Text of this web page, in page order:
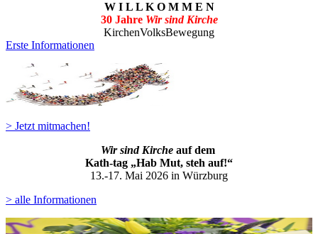
W I L L K O M M E N
30 Jahre Wir sind Kirche
KirchenVolksBewegung
Erste Informationen
> Jetzt mitmachen!
Wir sind Kirche auf dem
Kath-tag „Hab Mut, steh auf!“
13.-17. Mai 2026 in Würzburg
> alle Informationen